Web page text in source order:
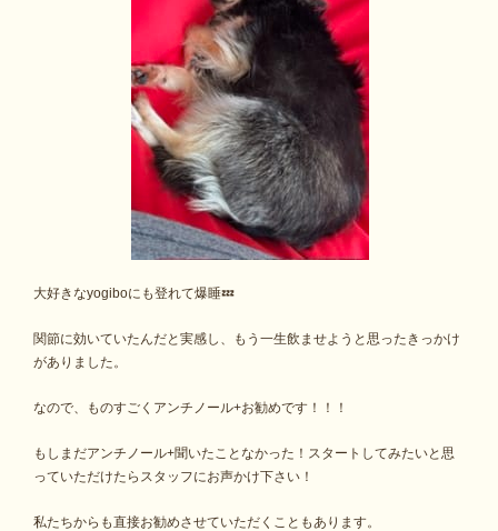
大好きなyogiboにも登れて爆睡💤
関節に効いていたんだと実感し、もう一生飲ませようと思ったきっかけ
がありました。
なので、ものすごくアンチノール+お勧めです！！！
もしまだアンチノール+聞いたことなかった！スタートしてみたいと思
っていただけたらスタッフにお声かけ下さい！
私たちからも直接お勧めさせていただくこともあります。